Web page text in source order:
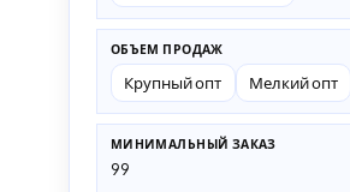
ОБЪЕМ ПРОДАЖ
Крупный опт Мелкий опт
МИНИМАЛЬНЫЙ ЗАКАЗ
99